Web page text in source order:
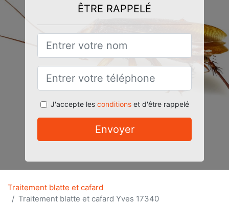
ÊTRE RAPPELÉ
J'accepte les conditionset d'être rappelé
Envoyer
Traitement blatte et cafard
Traitement blatte et cafard Yves 17340